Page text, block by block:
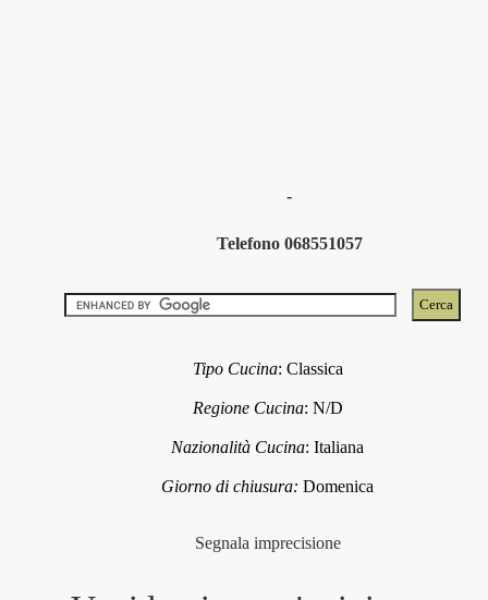
-
Telefono 068551057
Tipo Cucina: Classica
Regione Cucina: N/D
Nazionalità Cucina:Italiana
Giorno di chiusura:Domenica
Segnala imprecisione